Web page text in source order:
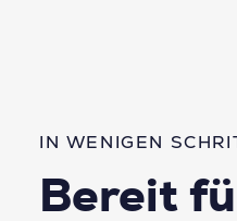
IN WENIGEN
Bereit